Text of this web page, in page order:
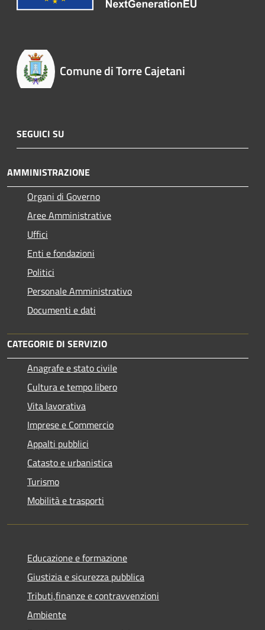
Comune di Torre Cajetani
SEGUICI SU
AMMINISTRAZIONE
Organi di Governo
Aree Amministrative
Uffici
Enti e fondazioni
Politici
Personale Amministrativo
Documenti e dati
CATEGORIE DI SERVIZIO
Anagrafe e stato civile
Cultura e tempo libero
Vita lavorativa
Imprese e Commercio
Appalti pubblici
Catasto e urbanistica
Turismo
Mobilità e trasporti
Educazione e formazione
Giustizia e sicurezza pubblica
Tributi,finanze e contravvenzioni
Ambiente